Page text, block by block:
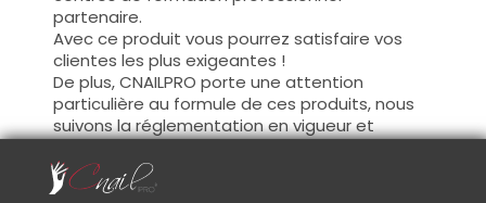
partenaire.
Avec ce produit vous pourrez satisfaire vos
clientes les plus exigeantes !
De plus, CNAILPRO porte une attention
particulière au formule de ces produits, nous
suivons la réglementation en vigueur et
garantissons la conformité de nos produits.
Ceci pour garantir une sécurité d'utilisation
optimale.